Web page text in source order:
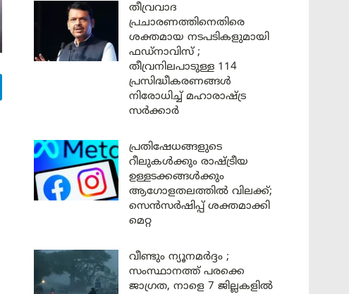
തീവ്രവാദ
പ്രചാരണത്തിനെതിരെ
ശക്തമായ നടപടികളുമായി
ഫഡ്നാവിസ് ;
തീവ്രനിലപാടുള്ള 114
പ്രസിദ്ധീകരണങ്ങൾ
നിരോധിച്ച് മഹാരാഷ്ട്ര
സർക്കാർ
പ്രതിഷേധങ്ങളുടെ
റീലുകൾക്കും രാഷ്ട്രീയ
ഉള്ളടക്കങ്ങൾക്കും
ആഗോളതലത്തിൽ വിലക്ക്;
സെൻസർഷിപ്പ് ശക്തമാക്കി
മെറ്റ
വീണ്ടും ന്യൂനമർദ്ദം ;
സംസ്ഥാനത്ത് പരക്കെ
ജാഗ്രത, നാളെ 7 ജില്ലകളിൽ